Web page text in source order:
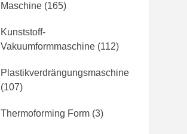
Maschine (165)
Kunststoff-
Vakuumformmaschine (112)
Plastikverdrängungsmaschine
(107)
Thermoforming Form (3)